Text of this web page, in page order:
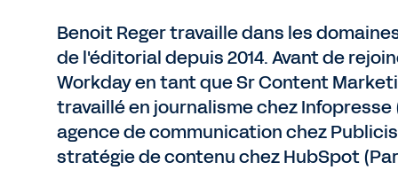
Benoit Reger travaille dans les
de l'éditorial depuis 2014. Avant de
Workday en tant que Sr Content
travaillé en journalisme chez Infopresse
agence de communication chez
stratégie de contenu chez HubSpot